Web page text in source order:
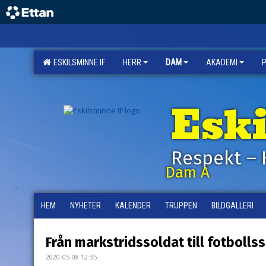
ESKILSMINNE IF HERR DAM AKADEMI
Respekt –
Dam A
HEM NYHETER KALENDER TRUPPEN BILDGALLERI
Från markstridssoldat till
2020-05-08 12:35